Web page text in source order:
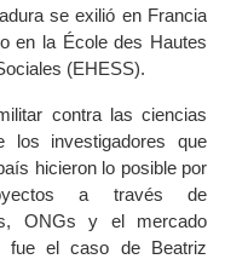
se exilió en Francia
en la Écoledes Hautes
(EHESS).
contra las ciencias
los investigadores que
hicieron lo posible por
a través de
ONGs y el mercado
fue el caso de Beatriz